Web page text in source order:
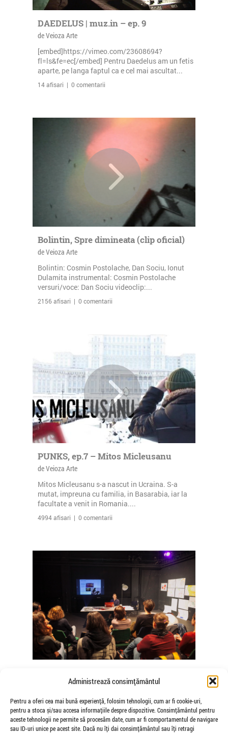
Administrează consimțământul
Pentru a oferi cea mai bună experiență, folosim tehnologii, cum ar fi cookie-uri,
pentru a stoca și/sau accesa informațiile despre dispozitive. Consimțământul pentru
aceste tehnologii ne permite să procesăm date, cum ar fi comportamentul de navigare
sau ID-uri unice pe acest site. Dacă nu îți dai consimțământul sau îți retragi
DAEDELUS | muz.in – ep. 9
de Veioza Arte
[embed]https://vimeo.com/23608694?
fl=ls&fe=ec[/embed] Pentru Daedelus am un fetis
aparte, pe langa faptul ca e cel mai ascultat...
14 afisari | 0 comentarii
Bolintin, Spre dimineata (clip oficial)
de Veioza Arte
Bolintin: Cosmin Postolache, Dan Sociu, Ionut
Dulamita instrumental: Cosmin Postolache
versuri/voce: Dan Sociu videoclip:...
2156 afisari | 0 comentarii
PUNKS, ep.7 – Mitos Micleusanu
de Veioza Arte
Mitos Micleusanu s-a nascut in Ucraina. S-a
mutat, impreuna cu familia, in Basarabia, iar la
facultate a venit in Romania....
4994 afisari | 0 comentarii
Somatice susținute de coregrafele
Mădălina Dan și Valentina De Piante
Niculae
de Veioza Arte